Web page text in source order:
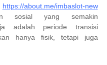
https://about.me/imbaslot-new
sosial yang semakin
adalah periode transisi
hanya fisik, tetapi juga